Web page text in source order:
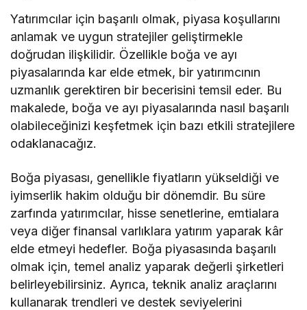
Yatırımcılar için başarılı olmak, piyasa koşullarını
anlamak ve uygun stratejiler geliştirmekle
doğrudan ilişkilidir. Özellikle boğa ve ayı
piyasalarında kar elde etmek, bir yatırımcının
uzmanlık gerektiren bir becerisini temsil eder. Bu
makalede, boğa ve ayı piyasalarında nasıl başarılı
olabileceğinizi keşfetmek için bazı etkili stratejilere
odaklanacağız.
Boğa piyasası, genellikle fiyatların yükseldiği ve
iyimserlik hakim olduğu bir dönemdir. Bu süre
zarfında yatırımcılar, hisse senetlerine, emtialara
veya diğer finansal varlıklara yatırım yaparak kâr
elde etmeyi hedefler. Boğa piyasasında başarılı
olmak için, temel analiz yaparak değerli şirketleri
belirleyebilirsiniz. Ayrıca, teknik analiz araçlarını
kullanarak trendleri ve destek seviyelerini